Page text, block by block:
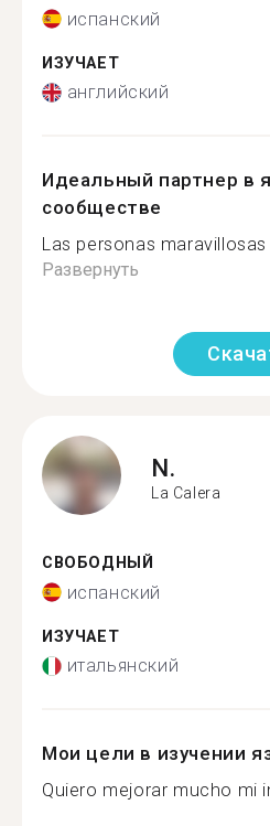
испанский
ИЗУЧАЕТ
английский
Идеальный партнер в
сообществе
Las personas
Развернуть
N.
La Calera
СВОБОДНЫЙ
испанский
ИЗУЧАЕТ
итальянский
Мои цели в изучении
Quiero mejorar mucho mi